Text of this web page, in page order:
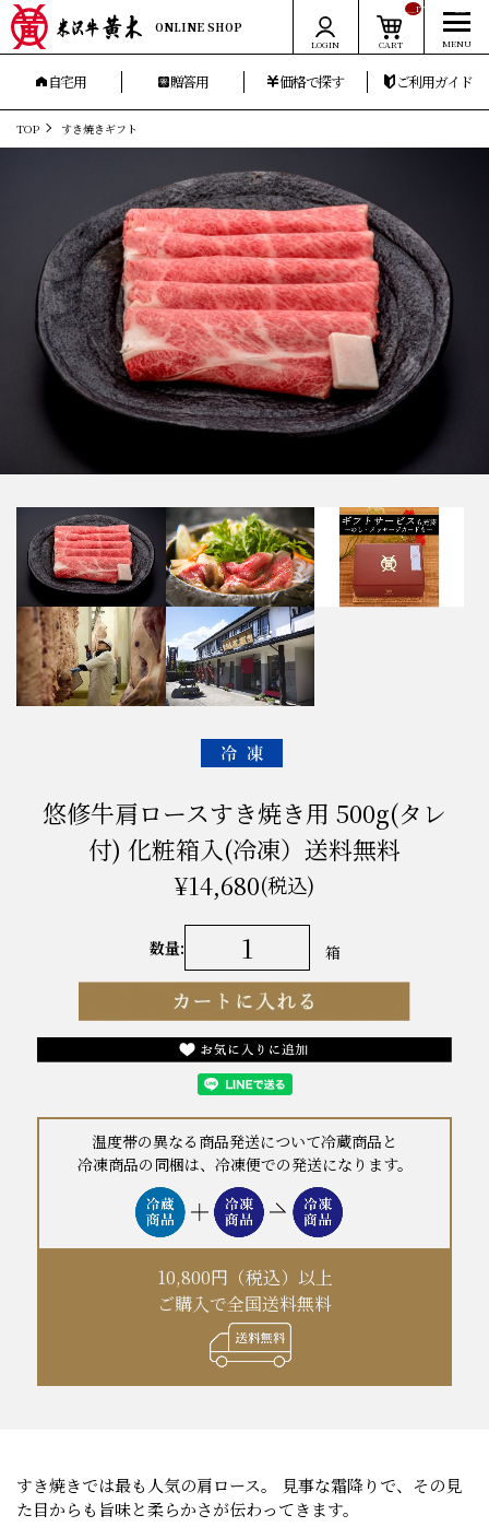
ONLINE SHOP
LOGIN CART
__ITM_CNT__
自宅用 贈答用 価格で探す ご利用ガイド
TOP すき焼きギフト
悠修牛肩ロースすき焼き用 500g(タレ
付) 化粧箱入(冷凍）送料無料
¥14,680(税込)
数量: 箱
温度帯の異なる商品発送について冷蔵商品と
冷凍商品の同梱は、冷凍便での発送になります。
10,800円（税込）以上
ご購入で全国送料無料
すき焼きでは最も人気の肩ロース。 見事な霜降りで、その見
た目からも旨味と柔らかさが伝わってきます。